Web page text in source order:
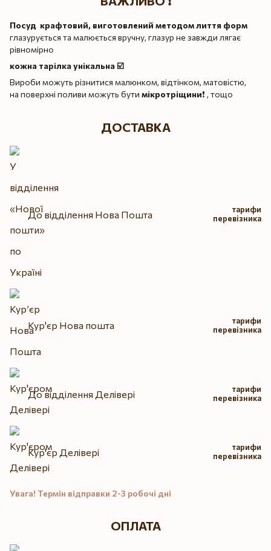
Посуд крафтовий, виготовлений методом лиття форм
глазурується та малюється вручну, глазур не завжди лягає
рівномірно
кожна тарілка унікальна ☑️
Вироби можуть різнитися малюнком, відтінком, матовістю,
на поверхні поливи можуть бути мікротріщини❗️ , тощо
ДОСТАВКА
До відділення Нова Пошта
тарифи
перевізника
Кур'єр Нова пошта
тарифи
перевізника
До відділення Делівері
тарифи
перевізника
Кур'єр Делівері
тарифи
перевізника
Увага! Термін відправки 2-3 робочі дні
ОПЛАТА